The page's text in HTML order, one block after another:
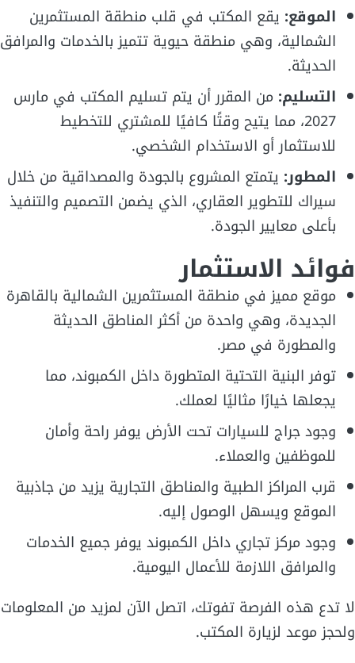
الموقع: يقع المكتب في قلب منطقة المستثمرين
الشمالية، وهي منطقة حيوية تتميز بالخدمات والمرافق
الحديثة.
التسليم: من المقرر أن يتم تسليم المكتب في مارس
2027، مما يتيح وقتًا كافيًا للمشتري للتخطيط
للاستثمار أو الاستخدام الشخصي.
المطور: يتمتع المشروع بالجودة والمصداقية من خلال
سيراك للتطوير العقاري، الذي يضمن التصميم والتنفيذ
بأعلى معايير الجودة.
فوائد الاستثمار
موقع مميز في منطقة المستثمرين الشمالية بالقاهرة
الجديدة، وهي واحدة من أكثر المناطق الحديثة
والمطورة في مصر.
توفر البنية التحتية المتطورة داخل الكمبوند، مما
يجعلها خيارًا مثاليًا لعملك.
وجود جراج للسيارات تحت الأرض يوفر راحة وأمان
للموظفين والعملاء.
قرب المراكز الطبية والمناطق التجارية يزيد من جاذبية
الموقع ويسهل الوصول إليه.
وجود مركز تجاري داخل الكمبوند يوفر جميع الخدمات
والمرافق اللازمة للأعمال اليومية.
لا تدع هذه الفرصة تفوتك، اتصل الآن لمزيد من المعلومات
ولحجز موعد لزيارة المكتب.